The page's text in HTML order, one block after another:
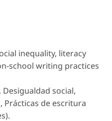
inequality, literacy
school writing practices
social,
Prácticas de escritura